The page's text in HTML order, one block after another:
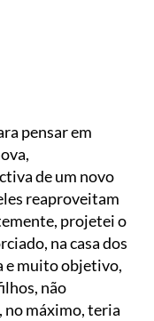
pensar em
de um novo
reaproveitam
projetei o
na casa dos
e muito objetivo,
não
no máximo, teria